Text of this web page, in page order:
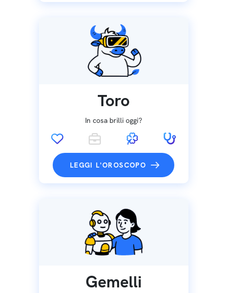
Toro
In cosa brilli oggi?
LEGGI L'OROSCOPO
Gemelli